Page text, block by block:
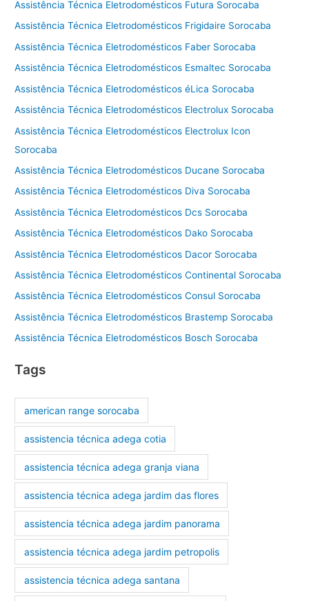
Assistência Técnica Eletrodomésticos Futura Sorocaba
Assistência Técnica Eletrodomésticos Frigidaire Sorocaba
Assistência Técnica Eletrodomésticos Faber Sorocaba
Assistência Técnica Eletrodomésticos Esmaltec Sorocaba
Assistência Técnica Eletrodomésticos éLica Sorocaba
Assistência Técnica Eletrodomésticos Electrolux Sorocaba
Assistência Técnica Eletrodomésticos Electrolux Icon
Sorocaba
Assistência Técnica Eletrodomésticos Ducane Sorocaba
Assistência Técnica Eletrodomésticos Diva Sorocaba
Assistência Técnica Eletrodomésticos Dcs Sorocaba
Assistência Técnica Eletrodomésticos Dako Sorocaba
Assistência Técnica Eletrodomésticos Dacor Sorocaba
Assistência Técnica Eletrodomésticos Continental Sorocaba
Assistência Técnica Eletrodomésticos Consul Sorocaba
Assistência Técnica Eletrodomésticos Brastemp Sorocaba
Assistência Técnica Eletrodomésticos Bosch Sorocaba
Tags
american range sorocaba
assistencia técnica adega cotia
assistencia técnica adega granja viana
assistencia técnica adega jardim das flores
assistencia técnica adega jardim panorama
assistencia técnica adega jardim petropolis
assistencia técnica adega santana